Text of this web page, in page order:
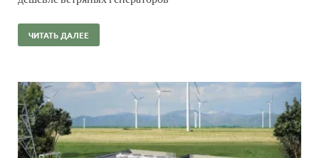
ЧИТАТЬ ДАЛЕЕ